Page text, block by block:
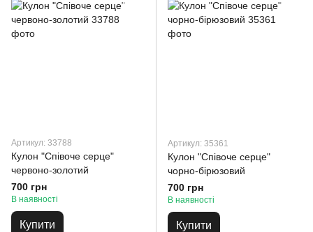
Артикул: 33788
Кулон "Співоче серце"
червоно-золотий
700 грн
В наявності
Купити
Артикул: 35361
Кулон "Співоче серце"
чорно-бірюзовий
700 грн
В наявності
Купити